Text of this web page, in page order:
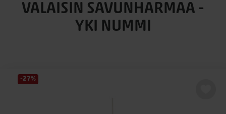
VALAISIN SAVUNHARMAA -
YKI NUMMI
-27%